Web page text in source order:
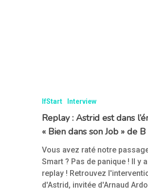
IfStart Interview
Replay : Astrid est dans
« Bien dans son Job » de
Vous avez raté notre
Smart ? Pas de panique ! Il y
replay ! Retrouvez
d'Astrid, invitée d'Arnaud